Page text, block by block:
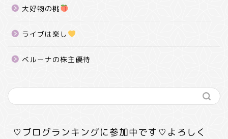
大好物の桃
ライブは楽し
ベルーナの株主優待
♡ブログランキングに参加中です♡よろしく